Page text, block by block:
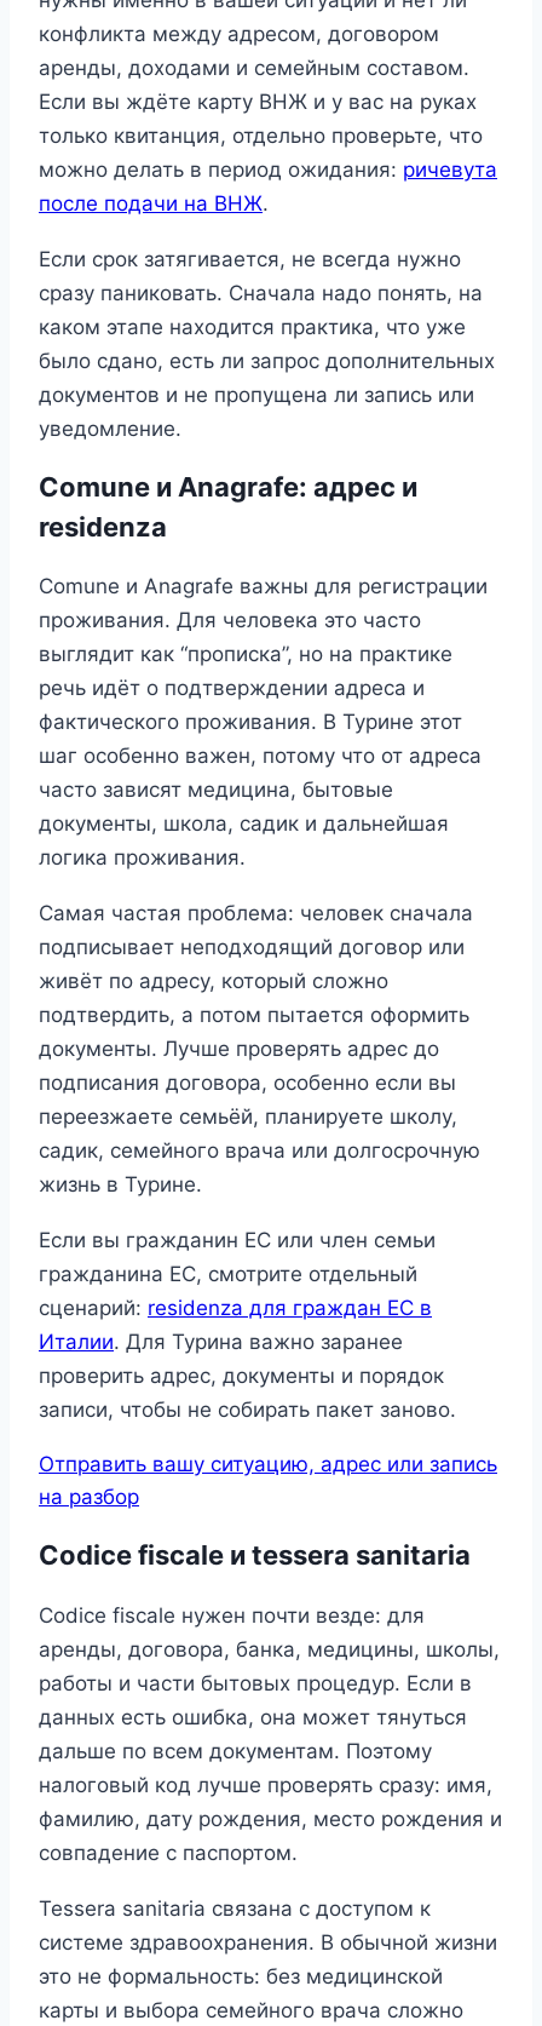
конфликта между адресом, договором
аренды, доходами и семейным составом.
Если вы ждёте карту ВНЖ и у вас на руках
только квитанция, отдельно проверьте, что
можно делать в период ожидания: ричевута
после подачи на ВНЖ.
Если срок затягивается, не всегда нужно
сразу паниковать. Сначала надо понять, на
каком этапе находится практика, что уже
было сдано, есть ли запрос дополнительных
документов и не пропущена ли запись или
уведомление.
Comune и Anagrafe: адрес и
residenza
Comune и Anagrafe важны для регистрации
проживания. Для человека это часто
выглядит как “прописка”, но на практике
речь идёт о подтверждении адреса и
фактического проживания. В Турине этот
шаг особенно важен, потому что от адреса
часто зависят медицина, бытовые
документы, школа, садик и дальнейшая
логика проживания.
Самая частая проблема: человек сначала
подписывает неподходящий договор или
живёт по адресу, который сложно
подтвердить, а потом пытается оформить
документы. Лучше проверять адрес до
подписания договора, особенно если вы
переезжаете семьёй, планируете школу,
садик, семейного врача или долгосрочную
жизнь в Турине.
Если вы гражданин ЕС или член семьи
гражданина ЕС, смотрите отдельный
сценарий: residenza для граждан ЕС в
Италии. Для Турина важно заранее
проверить адрес, документы и порядок
записи, чтобы не собирать пакет заново.
Отправить вашу ситуацию, адрес или запись
на разбор
Codice fiscale и tessera sanitaria
Codice fiscale нужен почти везде: для
аренды, договора, банка, медицины, школы,
работы и части бытовых процедур. Если в
данных есть ошибка, она может тянуться
дальше по всем документам. Поэтому
налоговый код лучше проверять сразу: имя,
фамилию, дату рождения, место рождения и
совпадение с паспортом.
Tessera sanitaria связана с доступом к
системе здравоохранения. В обычной жизни
это не формальность: без медицинской
карты и выбора семейного врача сложно